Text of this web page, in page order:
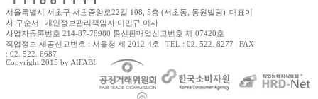
서울특별시 서초구 서초중앙로22길 108, 5층 (서초동, 동원빌딩) 대표이
사 구순서
개인정보관리책임자 이민규 이사
사업자등록번호 214-87-78980 통신판매업신고번호 제 07420호
직업정보 제공신고번호 : 서울청 제 2012-4호
TEL : 02. 522. 8277
FAX
: 02. 522. 6687
Copyright 2015 by AIFABIZ Corporation All right reserved